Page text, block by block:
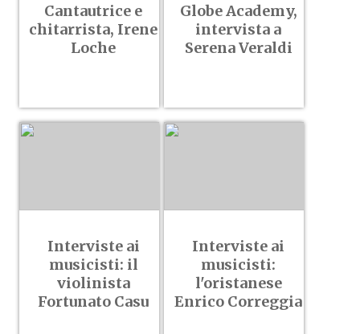
Cantautrice e
chitarrista, Irene
Loche
Globe Academy,
intervista a
Serena Veraldi
Interviste ai
musicisti: il
violinista
Fortunato Casu
Interviste ai
musicisti:
l'oristanese
Enrico Correggia